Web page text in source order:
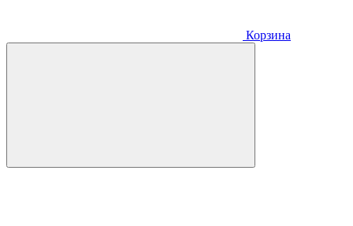
Корзина